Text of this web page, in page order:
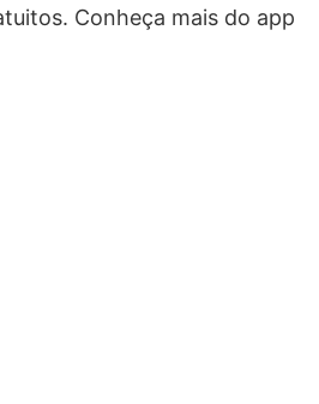
Conheça mais do app